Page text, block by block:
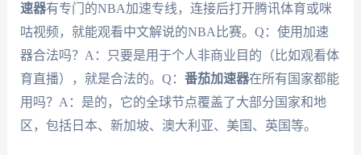
速器有专门的NBA加速专线，连接后打开腾讯体育或咪
咕视频，就能观看中文解说的NBA比赛。Q：使用加速
器合法吗？A：只要是用于个人非商业目的（比如观看体
育直播），就是合法的。Q： 番茄加速器在所有国家都能
用吗？A：是的，它的全球节点覆盖了大部分国家和地
区，包括日本、新加坡、澳大利亚、美国、英国等。